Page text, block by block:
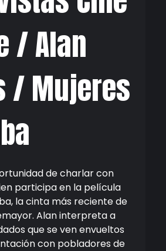
/ Alan
/ Mujeres
de charlar con
participa en la película
la cinta más reciente de
Alan interpreta a
que se ven envueltos
con pobladores de